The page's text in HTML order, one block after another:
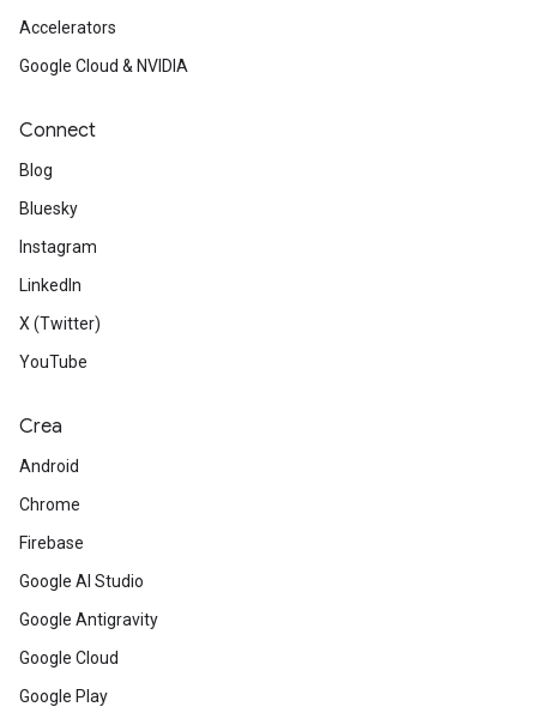
Accelerators
Google Cloud & NVIDIA
Connect
Blog
Bluesky
Instagram
LinkedIn
X (Twitter)
YouTube
Crea
Android
Chrome
Firebase
Google AI Studio
Google Antigravity
Google Cloud
Google Play